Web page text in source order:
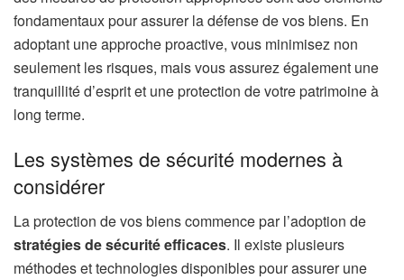
fondamentaux pour assurer la défense de vos biens. En
adoptant une approche proactive, vous minimisez non
seulement les risques, mais vous assurez également une
tranquillité d’esprit et une protection de votre patrimoine à
long terme.
Les systèmes de sécurité modernes à
considérer
La protection de vos biens commence par l’adoption de
stratégies de sécurité efficaces. Il existe plusieurs
méthodes et technologies disponibles pour assurer une